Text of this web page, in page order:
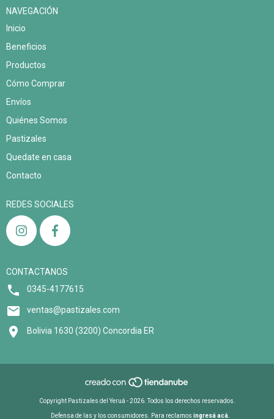
NAVEGACIÓN
Inicio
Beneficios
Productos
Cómo Comprar
Envíos
Quiénes Somos
Pastizales
Quedate en casa
Contacto
REDES SOCIALES
CONTACTANOS
0345-4177615
ventas@pastizales.com
Bolivia 1630 (3200) Concordia ER
Copyright Pastizales del Yeruá - 2026. Todos los derechos reservados.
Defensa de las y los consumidores. Para reclamos ingresá acá.